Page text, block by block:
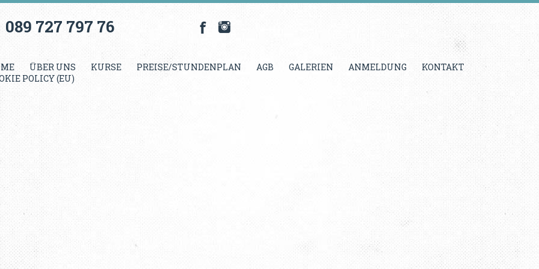
089 727 797 76
ÜBER UNS KURSE PREISE/STUNDENPLAN AGB GALERIEN ANMELDUNG
KONTAKT
POLICY (EU)